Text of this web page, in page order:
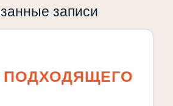
записи